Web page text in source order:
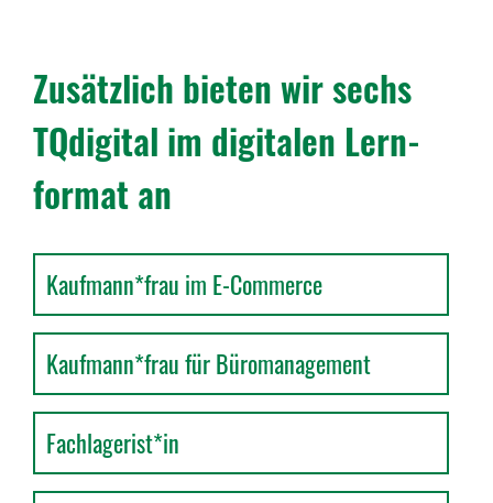
Zusätz­lich bieten wir sechs
TQdi­gital im digi­talen Lern­
format an
Kaufmann*frau im E-Commerce
Kaufmann*frau für Büromanagement
Fachlagerist*in